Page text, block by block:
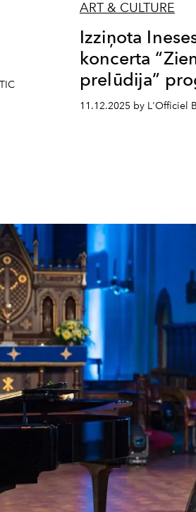
ART & CULTURE
Izziņota
koncerta
prelūdija”
11.12.2025 by L'Officiel